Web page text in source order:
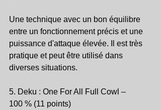
Une technique avec un bon équilibre
entre un fonctionnement précis et une
puissance d'attaque élevée. Il est très
pratique et peut être utilisé dans
diverses situations.
5. Deku : One For All Full Cowl –
100 % (11 points)